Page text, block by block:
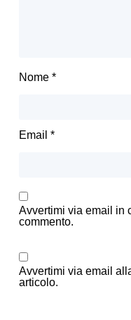
Nome *
Email *
Avvertimi via email in
commento.
Avvertimi via email
articolo.